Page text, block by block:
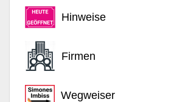
Hinweise
Firmen
Wegweiser